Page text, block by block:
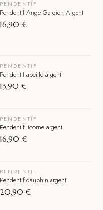
PENDENTIF
Pendentif Ange Gardien Argent
16,90 €
PENDENTIF
Pendentif abeille argent
13,90 €
PENDENTIF
Pendentif licorne argent
16,90 €
PENDENTIF
Pendentif dauphin argent
20,90 €